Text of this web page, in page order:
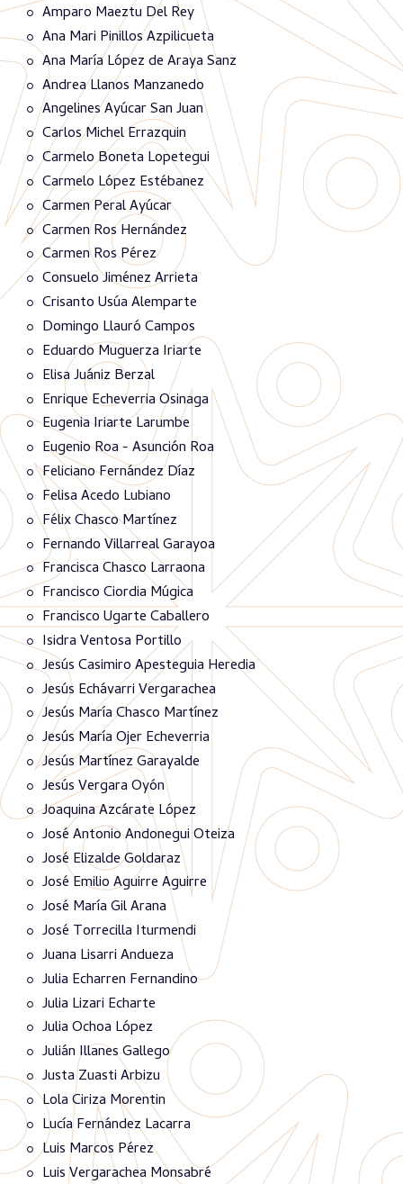
Amparo Maeztu Del Rey
Ana Mari Pinillos Azpilicueta
Ana María López de Araya Sanz
Andrea Llanos Manzanedo
Angelines Ayúcar San Juan
Carlos Michel Errazquin
Carmelo Boneta Lopetegui
Carmelo López Estébanez
Carmen Peral Ayúcar
Carmen Ros Hernández
Carmen Ros Pérez
Consuelo Jiménez Arrieta
Crisanto Usúa Alemparte
Domingo Llauró Campos
Eduardo Muguerza Iriarte
Elisa Juániz Berzal
Enrique Echeverria Osinaga
Eugenia Iriarte Larumbe
Eugenio Roa - Asunción Roa
Feliciano Fernández Díaz
Felisa Acedo Lubiano
Félix Chasco Martínez
Fernando Villarreal Garayoa
Francisca Chasco Larraona
Francisco Ciordia Múgica
Francisco Ugarte Caballero
Isidra Ventosa Portillo
Jesús Casimiro Apesteguia Heredia
Jesús Echávarri Vergarachea
Jesús María Chasco Martínez
Jesús María Ojer Echeverria
Jesús Martínez Garayalde
Jesús Vergara Oyón
Joaquina Azcárate López
José Antonio Andonegui Oteiza
José Elizalde Goldaraz
José Emilio Aguirre Aguirre
José María Gil Arana
José Torrecilla Iturmendi
Juana Lisarri Andueza
Julia Echarren Fernandino
Julia Lizari Echarte
Julia Ochoa López
Julián Illanes Gallego
Justa Zuasti Arbizu
Lola Ciriza Morentin
Lucía Fernández Lacarra
Luis Marcos Pérez
Luis Vergarachea Monsabré